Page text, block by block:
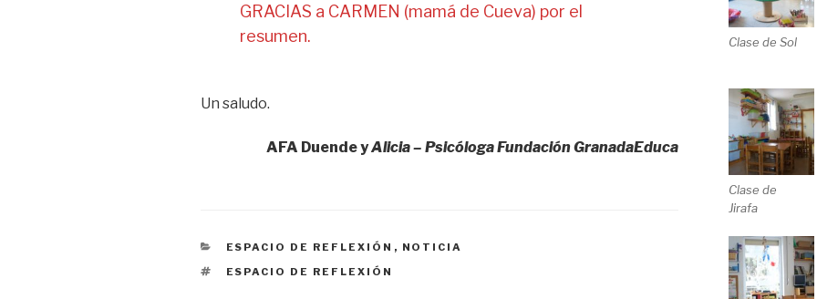
GRACIAS a CARMEN (mamá de Cueva) por el
resumen.
Un saludo.
AFA Duende yAlicia – Psicóloga Fundación GranadaEduca
CATEGORÍAS
ESPACIO DE REFLEXIÓN , NOTICIA
ETIQUETAS
ESPACIO DE REFLEXIÓN
Clase de Sol
Clase de
Jirafa